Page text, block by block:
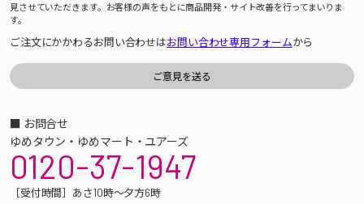
見させていただきます。お客様の声をもとに商品開発・サイト改善を行ってまいりま
す。
ご注文にかかわるお問い合わせはお問い合わせ専用フォームから
■ お問合せ
ゆめタウン・ゆめマート・ユアーズ
0120-37-1947
［受付時間］あさ10時～夕方6時